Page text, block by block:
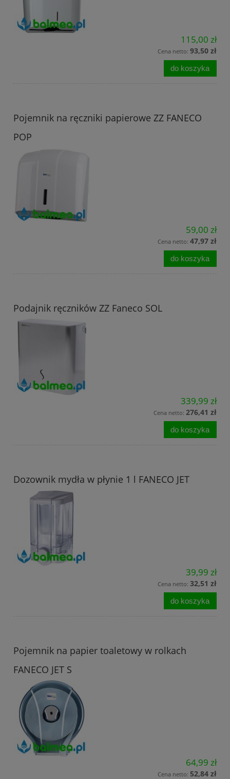
115,00 zł
Cena netto: 93,50 zł
do koszyka
Pojemnik na ręczniki papierowe ZZ FANECO
POP
59,00 zł
Cena netto: 47,97 zł
do koszyka
Podajnik ręczników ZZ Faneco SOL
339,99 zł
Cena netto: 276,41 zł
do koszyka
Dozownik mydła w płynie 1 l FANECO JET
39,99 zł
Cena netto: 32,51 zł
do koszyka
Pojemnik na papier toaletowy w rolkach
FANECO JET S
64,99 zł
Cena netto: 52,84 zł